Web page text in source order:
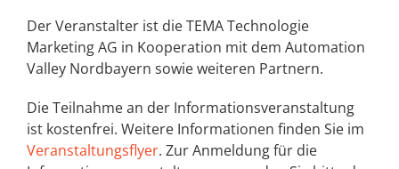
Der Veranstalter ist die TEMA Technologie
Marketing AG in Kooperation mit dem Automation
Valley Nordbayern sowie weiteren Partnern.
Die Teilnahme an der Informationsveranstaltung
ist kostenfrei. Weitere Informationen finden Sie im
Veranstaltungsflyer. Zur Anmeldung für die